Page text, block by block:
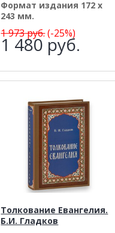
Формат издания 172 х
243 мм.
1 973руб.(-25%)
1 480руб.
Толкование Евангелия.
Б.И. Гладков